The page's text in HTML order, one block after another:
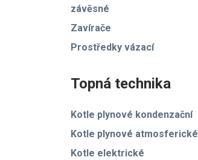
závěsné
Zavírače
Prostředky vázací
Topná technika
Kotle plynové kondenzační
Kotle plynové atmosferické
Kotle elektrické